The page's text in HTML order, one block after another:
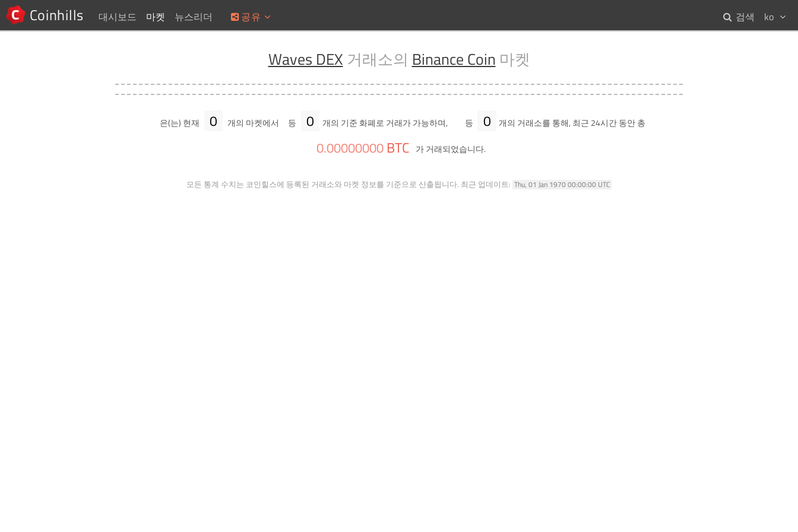
Coinhills 대시보드 마켓 뉴스리더 공유 ko
검색
Waves DEX 거래소의 Binance Coin 마켓
은(는) 현재 0 개의 마켓에서 등 0 개의 기준 화폐로 거래가 가능하며, 등 0 개의 거래소를 통해, 최근 24시간 동안 총
0.00000000 BTC 가 거래되었습니다.
모든 통계 수치는 코인힐스에 등록된 거래소와 마켓 정보를 기준으로 산출됩니다. 최근 업데이트: Thu, 01 Jan 1970 00:00:00 UTC